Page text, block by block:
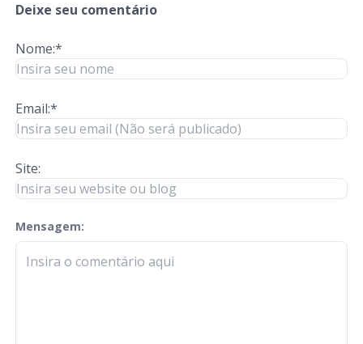
Deixe seu comentário
Nome:*
Email:*
Site:
Mensagem:
check-terms